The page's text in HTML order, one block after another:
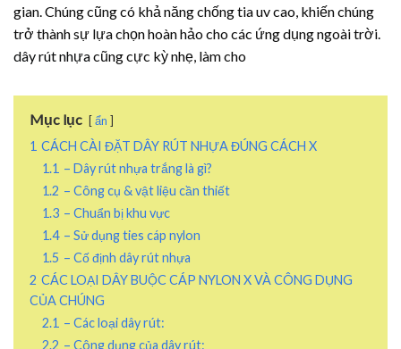
gian. Chúng cũng có khả năng chống tia uv cao, khiến chúng
trở thành sự lựa chọn hoàn hảo cho các ứng dụng ngoài trời.
dây rút nhựacũng cực kỳ nhẹ, làm cho
Mục lục ẩn
1 CÁCH CÀI ĐẶT DÂY RÚT NHỰA ĐÚNG CÁCH X
1.1 – Dây rút nhựa trắng là gì?
1.2 – Công cụ & vật liệu cần thiết
1.3 – Chuẩn bị khu vực
1.4 – Sử dụng ties cáp nylon
1.5 – Cố định dây rút nhựa
2 CÁC LOẠI DÂY BUỘC CÁP NYLON X VÀ CÔNG DỤNG
CỦA CHÚNG
2.1 – Các loại dây rút:
2.2 – Công dụng của dây rút: